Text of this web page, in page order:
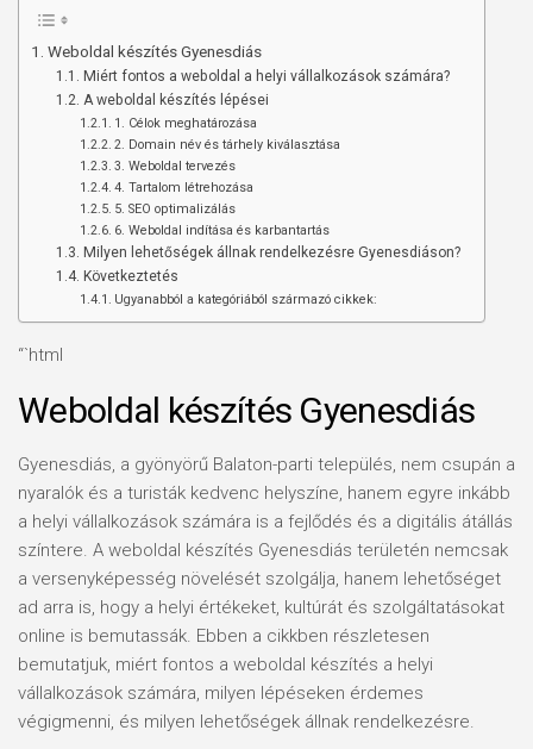
Weboldal készítés Gyenesdiás
Miért fontos a weboldal a helyi vállalkozások számára?
A weboldal készítés lépései
1. Célok meghatározása
2. Domain név és tárhely kiválasztása
3. Weboldal tervezés
4. Tartalom létrehozása
5. SEO optimalizálás
6. Weboldal indítása és karbantartás
Milyen lehetőségek állnak rendelkezésre Gyenesdiáson?
Következtetés
Ugyanabból a kategóriából származó cikkek:
“`html
Weboldal készítés Gyenesdiás
Gyenesdiás, a gyönyörű Balaton-parti település, nem csupán a
nyaralók és a turisták kedvenc helyszíne, hanem egyre inkább
a helyi vállalkozások számára is a fejlődés és a digitális átállás
színtere. A weboldal készítés Gyenesdiás területén nemcsak
a versenyképesség növelését szolgálja, hanem lehetőséget
ad arra is, hogy a helyi értékeket, kultúrát és szolgáltatásokat
online is bemutassák. Ebben a cikkben részletesen
bemutatjuk, miért fontos a weboldal készítés a helyi
vállalkozások számára, milyen lépéseken érdemes
végigmenni, és milyen lehetőségek állnak rendelkezésre.